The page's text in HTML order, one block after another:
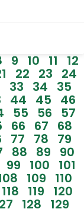
9 10 11 12
22 23 24
33 34 35
44 45 46
55 56 57
66 67 68
77 78 79
88 89 90
99 100 101
109 110
118 119 120
128 129